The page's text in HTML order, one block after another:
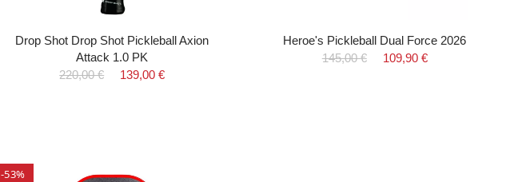
Drop Shot Drop Shot Pickleball Axion
Attack 1.0 PK
220,00 €
139,00 €
Heroe's Pickleball Dual Force 2026
145,00 €
109,90 €
-53%